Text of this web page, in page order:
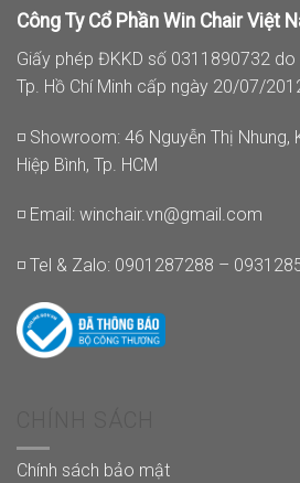
Công Ty Cổ Phần Win Chair Việt
Giấy phép ĐKKD số 0311890732
Tp. Hồ Chí Minh cấp ngày 20/07/
◽ Showroom: 46 Nguyễn Thị Nhung,
Hiệp Bình, Tp. HCM
◽ Email: winchair.vn@gmail.com
◽ Tel & Zalo: 0901287288 –
Chính sách bảo mật